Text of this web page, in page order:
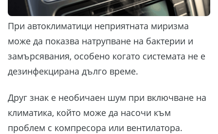
При автоклиматици неприятната миризма
може да показва натрупване на бактерии и
замърсявания, особено когато системата не е
дезинфекцирана дълго време.
Друг знак е необичаен шум при включване на
климатика, който може да насочи към
проблем с компресора или вентилатора.